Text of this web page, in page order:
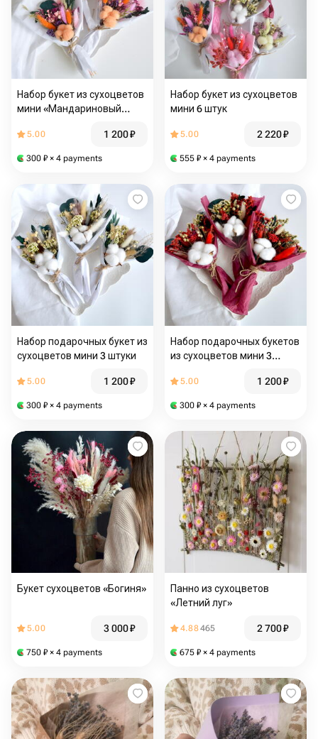
Набор букет из сухоцветов
мини «Мандариновый
5.00 1 200₽
300 ₽ × 4 payments
Набор букет из сухоцветов
мини 6 штук
5.00 2 220₽
555 ₽ × 4 payments
Набор подарочных букет из
сухоцветов мини 3 штуки
5.00 1 200₽
300 ₽ × 4 payments
Набор подарочных букетов
из сухоцветов мини 3
5.00 1 200₽
300 ₽ × 4 payments
Букет сухоцветов «Богиня»
5.00 3 000₽
750 ₽ × 4 payments
Панно из сухоцветов
«Летний луг»
4.88465 2 700₽
675 ₽ × 4 payments